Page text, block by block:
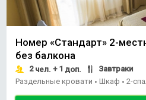
Номер «Стандарт» 2-
без балкона
2чел. + 1 доп.
Завтраки
Раздельные кровати • Шкаф • 2-